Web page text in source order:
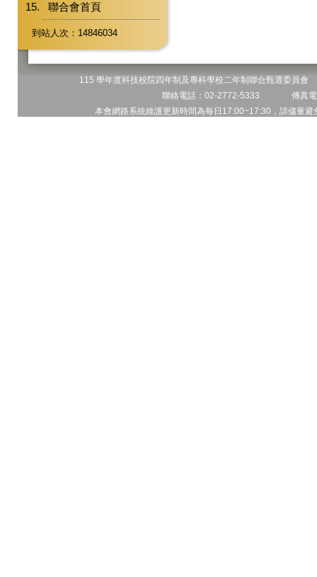
聯合會首頁
到站人次：14846034
115 學年度科技校院四年制及專科學校二年制聯合甄選委員
聯絡電話：02-2772-5333 傳真
本會網路系統維護更新時間為每日17:00~17:30，請儘量